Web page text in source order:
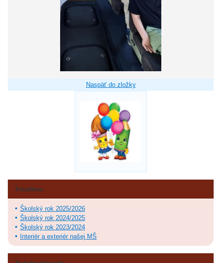
Naspäť do zložky
Fotoalbum
Školský rok 2025/2026
Školský rok 2024/2025
Školský rok 2023/2024
Interiér a exteriér našej MŠ